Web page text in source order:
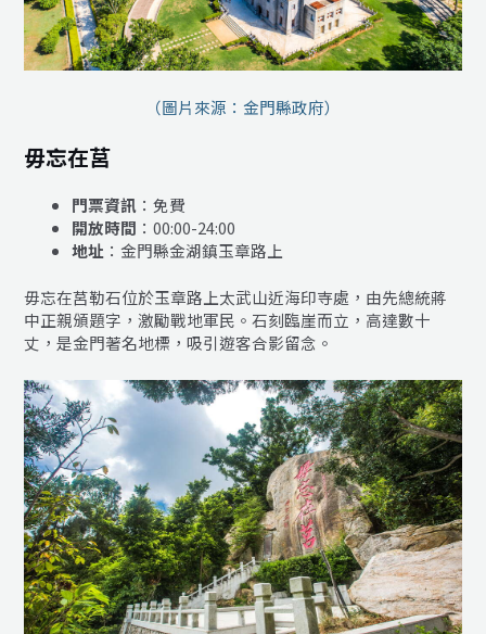
（圖片來源：金門縣政府）
毋忘在莒
門票資訊 ：免費
開放時間 ：00:00-24:00
地址 ：金門縣金湖鎮玉章路上
毋忘在莒勒石位於玉章路上太武山近海印寺處，由先總統蔣
中正親頒題字，激勵戰地軍民。石刻臨崖而立，高達數十
丈，是金門著名地標，吸引遊客合影留念。